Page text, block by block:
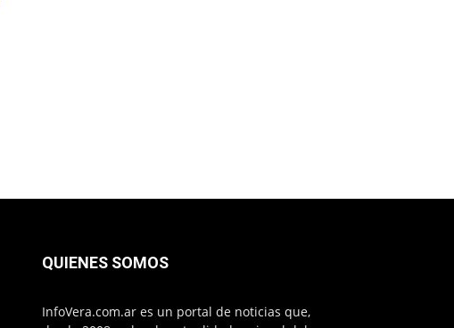
QUIENES SOMOS
InfoVera.com.ar es un portal de noticias que,